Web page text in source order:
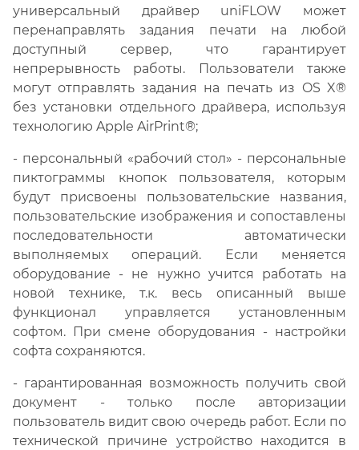
универсальный драйвер uniFLOW может
перенаправлять задания печати на любой
доступный сервер, что гарантирует
непрерывность работы. Пользователи также
могут отправлять задания на печать из OS X®
без установки отдельного драйвера, используя
технологию Apple AirPrint®;
- персональный «рабочий стол» - персональные
пиктограммы кнопок пользователя, которым
будут присвоены пользовательские названия,
пользовательские изображения и сопоставлены
последовательности автоматически
выполняемых операций. Если меняется
оборудование - не нужно учится работать на
новой технике, т.к. весь описанный выше
функционал управляется установленным
софтом. При смене оборудования - настройки
софта сохраняются.
- гарантированная возможность получить свой
документ - только после авторизации
пользователь видит свою очередь работ. Если по
технической причине устройство находится в